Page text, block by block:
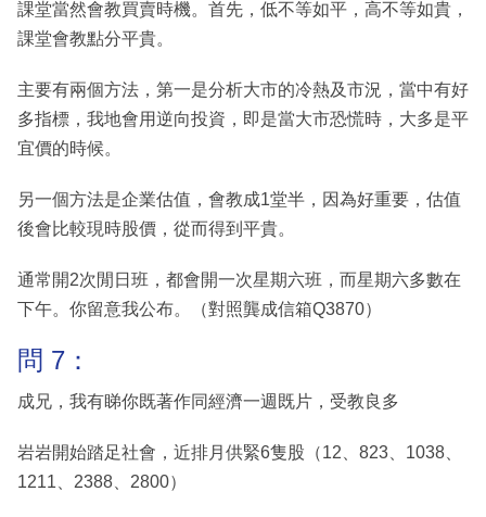
課堂當然會教買賣時機。首先，低不等如平，高不等如貴，
課堂會教點分平貴。
主要有兩個方法，第一是分析大市的冷熱及市況，當中有好
多指標，我地會用逆向投資，即是當大市恐慌時，大多是平
宜價的時候。
另一個方法是企業估值，會教成1堂半，因為好重要，估值
後會比較現時股價，從而得到平貴。
通常開2次閒日班，都會開一次星期六班，而星期六多數在
下午。你留意我公布。（對照龔成信箱Q3870）
問 7：
成兄，我有睇你既著作同經濟一週既片，受教良多
岩岩開始踏足社會，近排月供緊6隻股（12、823、1038、
1211、2388、2800）